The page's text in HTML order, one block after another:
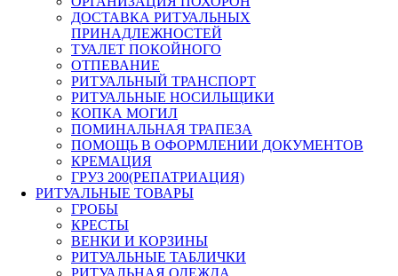
ДОСТАВКА РИТУАЛЬНЫХ
ПРИНАДЛЕЖНОСТЕЙ
ТУАЛЕТ ПОКОЙНОГО
ОТПЕВАНИЕ
РИТУАЛЬНЫЙ ТРАНСПОРТ
РИТУАЛЬНЫЕ НОСИЛЬЩИКИ
КОПКА МОГИЛ
ПОМИНАЛЬНАЯ ТРАПЕЗА
ПОМОЩЬ В ОФОРМЛЕНИИ ДОКУМЕНТОВ
КРЕМАЦИЯ
ГРУЗ 200(РЕПАТРИАЦИЯ)
РИТУАЛЬНЫЕ ТОВАРЫ
ГРОБЫ
КРЕСТЫ
ВЕНКИ И КОРЗИНЫ
РИТУАЛЬНЫЕ ТАБЛИЧКИ
РИТУАЛЬНАЯ ОДЕЖДА